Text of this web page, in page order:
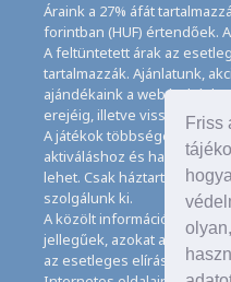
Friss
Áraink a 27% áfát
forintban (HUF) értendőek.
A feltüntetett árak az
tartalmazzák. Ajánlatunk,
ajándékaink a
erejéig, illetve
A játékok többségéhez
aktiváláshoz és
lehet. Csak háztartásban
szolgálunk ki.
A közölt információk,
jellegűek, azokat a
az esetleges elírásokért